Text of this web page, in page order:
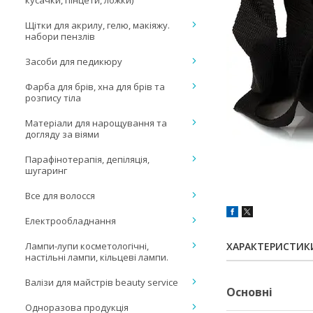
Основні
Щітки для акрилу, гелю, макіяжу.
набори пензлів
Засоби для педикюру
Фарба для брів, хна для брів та
розпису тіла
Матеріали для нарощування та
догляду за віями
Парафінотерапія, депіляція,
шугаринг
Все для волосся
Електрообладнання
Лампи-лупи косметологічні,
настільні лампи, кільцеві лампи.
Валізи для майстрів beauty service
Одноразова продукція